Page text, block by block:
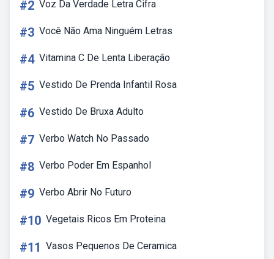
#2 Voz Da Verdade Letra Cifra
#3 Você Não Ama Ninguém Letras
#4 Vitamina C De Lenta Liberação
#5 Vestido De Prenda Infantil Rosa
#6 Vestido De Bruxa Adulto
#7 Verbo Watch No Passado
#8 Verbo Poder Em Espanhol
#9 Verbo Abrir No Futuro
#10 Vegetais Ricos Em Proteina
#11 Vasos Pequenos De Ceramica